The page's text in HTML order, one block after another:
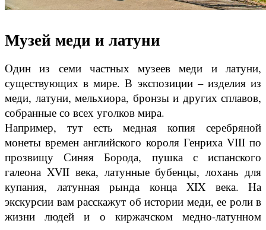
Музей меди и латуни
Один из семи частных музеев меди и латуни,
существующих в мире. В экспозиции – изделия из
меди, латуни, мельхиора, бронзы и других сплавов,
собранные со всех уголков мира.
Например, тут есть медная копия серебряной
монеты времен английского короля Генриха VIII по
прозвищу Синяя Борода, пушка с испанского
галеона XVII века, латунные бубенцы, лохань для
купания, латунная рында конца XIX века. На
экскурсии вам расскажут об истории меди, ее роли в
жизни людей и о киржачском медно-латунном